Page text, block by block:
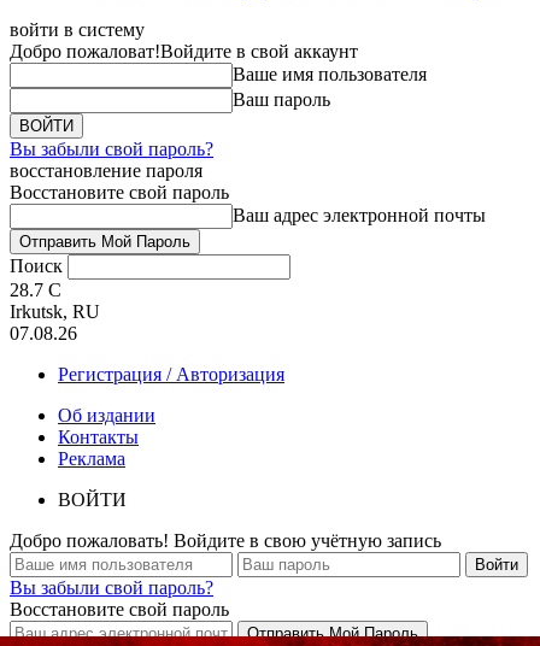
войти в систему
Добро пожаловат!Войдите в свой аккаунт
Ваше имя пользователя
Ваш пароль
Вы забыли свой пароль?
восстановление пароля
Восстановите свой пароль
Ваш адрес электронной почты
Поиск
28.7 C
Irkutsk, RU
07.08.26
Регистрация / Авторизация
Об издании
Контакты
Реклама
ВОЙТИ
Добро пожаловать! Войдите в свою учётную запись
Вы забыли свой пароль?
Восстановите свой пароль